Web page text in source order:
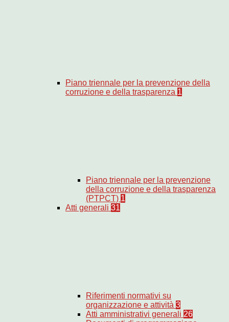
Piano triennale per la prevenzione della
corruzione e della trasparenza 1
Piano triennale per la prevenzione
della corruzione e della trasparenza
(PTPCT) 1
Atti generali 31
Riferimenti normativi su
organizzazione e attività 3
Atti amministrativi generali 26